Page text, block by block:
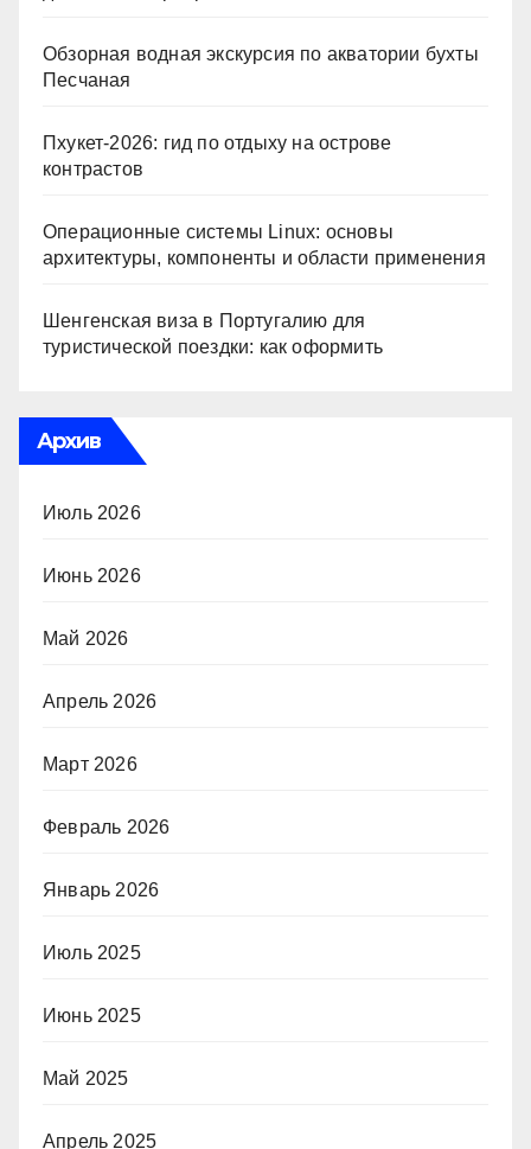
Обзорная водная экскурсия по акватории бухты
Песчаная
Пхукет-2026: гид по отдыху на острове
контрастов
Операционные системы Linux: основы
архитектуры, компоненты и области применения
Шенгенская виза в Португалию для
туристической поездки: как оформить
Архив
Июль 2026
Июнь 2026
Май 2026
Апрель 2026
Март 2026
Февраль 2026
Январь 2026
Июль 2025
Июнь 2025
Май 2025
Апрель 2025